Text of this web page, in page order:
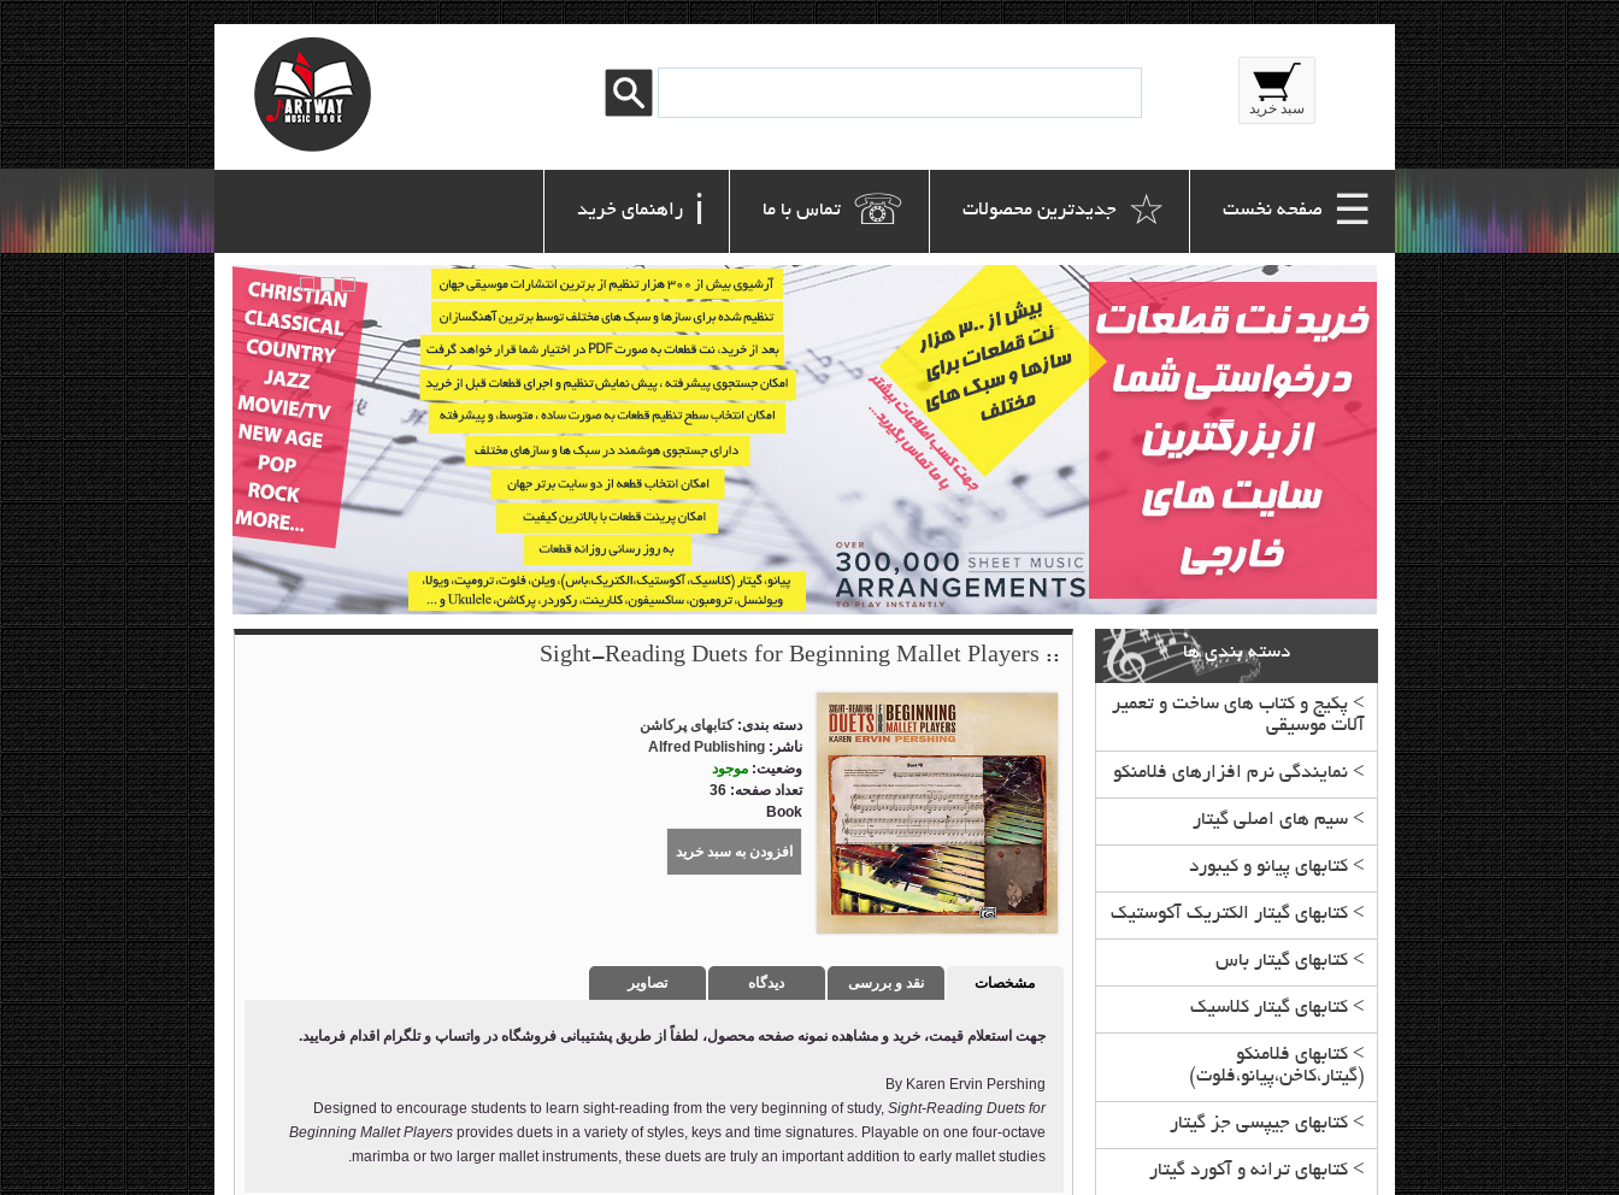
سبد خرید
☰ صفحه نخست ☆ جدیدترین محصولات ☏ تماس با ما ℹ راهنمای خرید
دسته بندی ها
>پکیج و کتاب های ساخت و تعمیر
آلات موسیقی
>نمایندگی نرم افزارهای فلامنکو
>سیم های اصلی گیتار
>کتابهای پیانو و کیبورد
>کتابهای گیتار الکتریک آکوستیک
>کتابهای گیتار باس
>کتابهای گیتار کلاسیک
>کتابهای فلامنکو
(گیتار،کاخن،پیانو،فلوت)
>کتابهای جیپسی جز گیتار
>کتابهای ترانه و آکورد گیتار
Sight-Reading Duets for Beginning Mallet Players
دسته بندی:کتابهای پرکاشن
ناشر: Alfred Publishing
وضعیت: موجود
تعداد صفحه: 36
Book
افزودن به سبد خرید
مشخصات نقد و بررسی دیدگاه تصاویر
جهت استعلام قیمت، خرید و مشاهده نمونه صفحه محصول، لطفاً از طریق پشتیبانی فروشگاه در واتساپ و تلگرام اقدام فرمایید.
By Karen Ervin Pershing
Designed to encourage students to learn sight-reading from the very beginning of study, Sight-Reading Duets for
Beginning Mallet Playersprovides duets in a variety of styles, keys and time signatures. Playable on one four-octave
marimba or two larger mallet instruments, these duets are truly an important addition to early mallet studies.